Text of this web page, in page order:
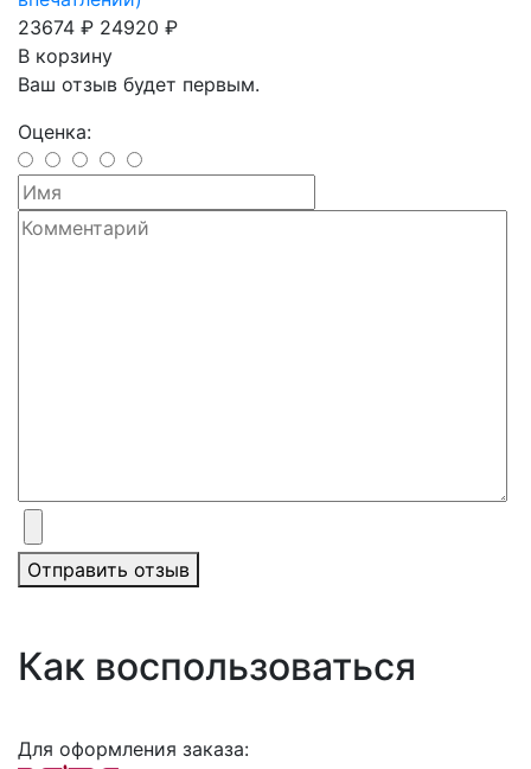
23674 ₽ 24920 ₽
В корзину
Ваш отзыв будет первым.
Оценка:
Отправить отзыв
Как воспользоваться
Для оформления заказа: